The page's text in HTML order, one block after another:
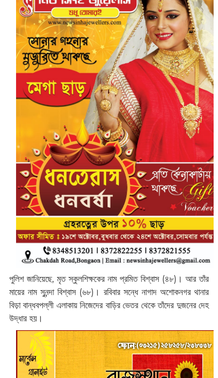
পুলিশ জানিয়েছে, মৃত স্কুলশিক্ষকের নাম প্রমিত বিশ্বাস (৪৮)। আর তাঁর
মায়ের নাম সুনন্দা বিশ্বাস (৬৮)। রবিবার সন্ধে নাগাদ অশোকনগর থানার
বিড়া বান্ধবপল্লী এলাকায় নিজেদের বাড়ির ভেতর থেকে তাঁদের দুজনের দেহ
উদ্ধার হয়।